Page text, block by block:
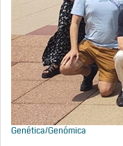
Genética/Genómica